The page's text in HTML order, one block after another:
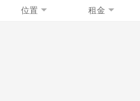
位置 租金